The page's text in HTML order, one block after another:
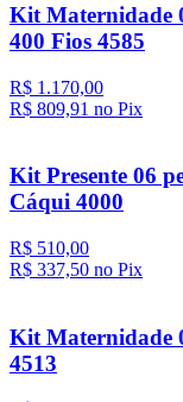
Kit Maternidade
400 Fios 4585
R$ 1.170,00
R$ 809,91 no Pix
Kit Presente 06
Cáqui 4000
R$ 510,00
R$ 337,50 no Pix
Kit Maternidade
4513